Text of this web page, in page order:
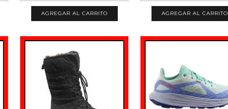
AGREGAR AL CARRITO AGREGAR AL CARRITO